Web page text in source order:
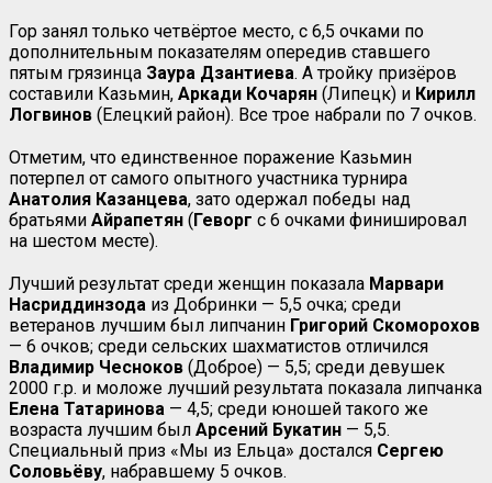
Гор занял только четвёртое место, с 6,5 очками по
дополнительным показателям опередив ставшего
пятым грязинца Заура Дзантиева. А тройку призёров
составили Казьмин, Аркади Кочарян (Липецк) и Кирилл
Логвинов (Елецкий район). Все трое набрали по 7 очков.
Отметим, что единственное поражение Казьмин
потерпел от самого опытного участника турнира
Анатолия Казанцева, зато одержал победы над
братьями Айрапетян (Геворг с 6 очками финишировал
на шестом месте).
Лучший результат среди женщин показала Марвари
Насриддинзода из Добринки — 5,5 очка; среди
ветеранов лучшим был липчанин Григорий Скоморохов
— 6 очков; среди сельских шахматистов отличился
Владимир Чесноков (Доброе) — 5,5; среди девушек
2000 г.р. и моложе лучший результата показала липчанка
Елена Татаринова — 4,5; среди юношей такого же
возраста лучшим был Арсений Букатин — 5,5.
Специальный приз «Мы из Ельца» достался Сергею
Соловьёву, набравшему 5 очков.